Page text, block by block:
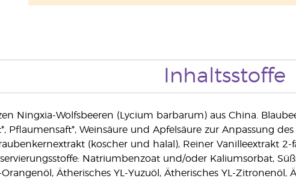
Inhaltsstoffe
Ningxia-Wolfsbeeren (Lycium barbarum) aus China.
Pflaumensaft*, Weinsäure und Apfelsäure zur Anpassung
(koscher und halal), Reiner Vanilleextrakt
Natriumbenzoat und/oder Kaliumsorbat,
Ätherisches YL-Yuzuöl, Ätherisches YL-Zitronenöl,